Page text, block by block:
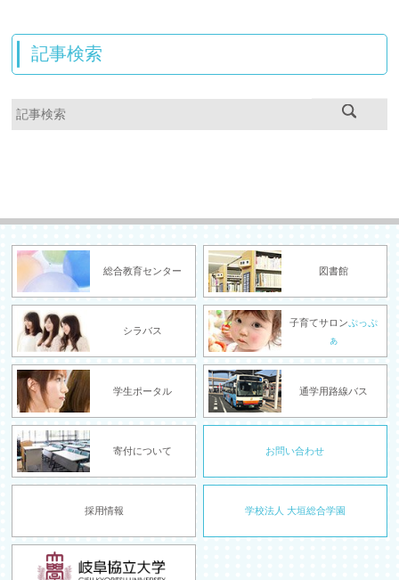
記事検索
総合教育センター 図書館
シラバス
子育てサロンぷっぷ
ぁ
学生ポータル 通学用路線バス
寄付について お問い合わせ
採用情報 学校法人 大垣総合学園